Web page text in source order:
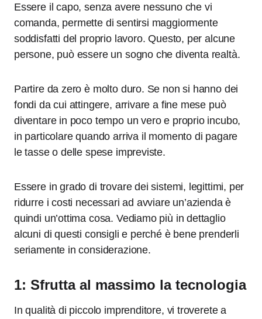
Essere il capo, senza avere nessuno che vi
comanda, permette di sentirsi maggiormente
soddisfatti del proprio lavoro. Questo, per alcune
persone, può essere un sogno che diventa realtà.
Partire da zero è molto duro. Se non si hanno dei
fondi da cui attingere, arrivare a fine mese può
diventare in poco tempo un vero e proprio incubo,
in particolare quando arriva il momento di pagare
le tasse o delle spese impreviste.
Essere in grado di trovare dei sistemi, legittimi, per
ridurre i costi necessari ad avviare un’azienda è
quindi un’ottima cosa. Vediamo più in dettaglio
alcuni di questi consigli e perché è bene prenderli
seriamente in considerazione.
1: Sfrutta al massimo la tecnologia
In qualità di piccolo imprenditore, vi troverete a